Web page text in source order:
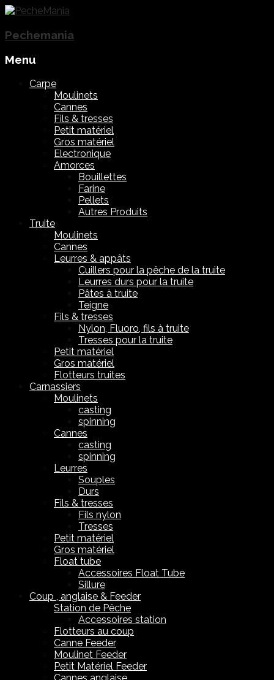
Pechemania
Menu
Carpe
Moulinets
Cannes
Fils & tresses
Petit matériel
Gros matériel
Electronique
Amorces
Bouillettes
Farine
Pellets
Autres Produits
Truite
Moulinets
Cannes
Leurres & appâts
Cuillers pour la pêche de la truite
Leurres durs pour la truite
Pâtes à truite
Teigne
Fils & tresses
Nylon, Fluoro, fils à truite
Tresses pour la truite
Petit matériel
Gros matériel
Flotteurs truites
Carnassiers
Moulinets
casting
spinning
Cannes
casting
spinning
Leurres
Souples
Durs
Fils & tresses
Fils nylon
Tresses
Petit matériel
Gros matériel
Float tube
Accessoires Float Tube
Sillure
Coup , anglaise & Feeder
Station de Pêche
Accessoires station
Flotteurs au coup
Canne Feeder
Moulinet Feeder
Petit Matériel Feeder